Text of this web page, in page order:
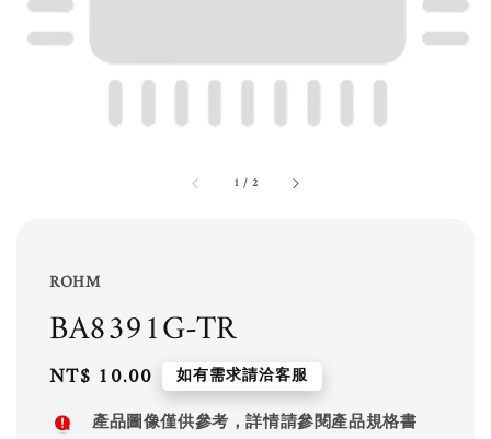
1 / 2
ROHM
BA8391G-TR
Regular
price
NT$ 10.00 如有需求請洽客服
產品圖像僅供參考，詳情請參閱產品規格書